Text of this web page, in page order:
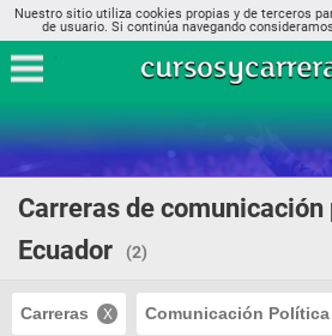
Nuestro sitio utiliza cookies propias y de terceros
de usuario. Si continúa navegando
Carreras de
Ecuador
(2)
Carreras Comunicación Política